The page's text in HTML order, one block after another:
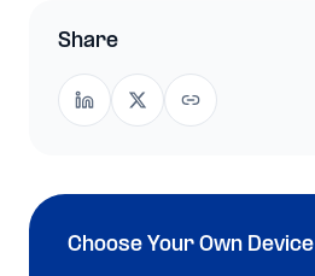
Share
Choose Your Own Device